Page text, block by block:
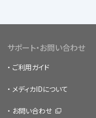
サポート・お問い合わせ
ご利用ガイド
メディカIDについて
お問い合わせ